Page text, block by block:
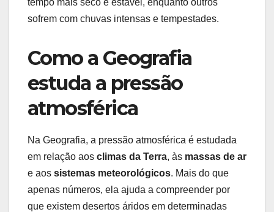
sofrem com chuvas intensas e tempestades.
Como a Geografia
estuda a pressão
atmosférica
Na Geografia, a pressão atmosférica é estudada
em relação aos climas da Terra, às massas de ar
e aos sistemas meteorológicos. Mais do que
apenas números, ela ajuda a compreender por
que existem desertos áridos em determinadas